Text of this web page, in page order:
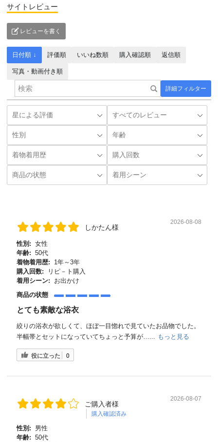
サイトレビュー
レビューを書く
詳細フィルター
日付順 ↓ 評価順 いいね数順 購入確認順 返信順
写真・動画付き順
しかたん様
2026-08-08
性別: 女性
年齢: 50代
着物着用歴:
1年～3年
購入回数:
リピ－ト購入
着用シーン:
お出かけ
商品の状態
とても素敵な浴衣
絞りの浴衣が欲しくて、ほぼ一目惚れで見ていたお品物でした。
半幅帯とセットになっていてちょっと予算が…... もっと見る
役に立った 0
ご購入者様
購入確認済み
2026-08-07
性別:
男性
年齢: 50代